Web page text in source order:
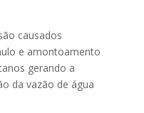
causados
e amontoamento
gerando a
da vazão de água